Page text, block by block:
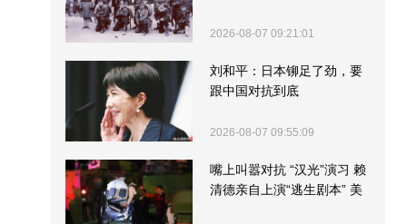
2026-08-07 09:21:01
刘和平：日本铆足了劲，要
跟中国对抗到底
2026-08-07 09:55:09
嘴上叫嚣对抗 “汉光”演习 赖
清德亲自上演“逃生剧本” 美